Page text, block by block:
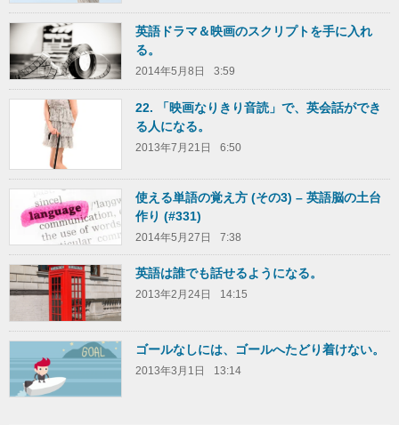
英語ドラマ＆映画のスクリプトを手に入れ
る。
2014年5月8日 3:59
22. 「映画なりきり音読」で、英会話ができ
る人になる。
2013年7月21日 6:50
使える単語の覚え方 (その3) – 英語脳の土台
作り (#331)
2014年5月27日 7:38
英語は誰でも話せるようになる。
2013年2月24日 14:15
ゴールなしには、ゴールへたどり着けない。
2013年3月1日 13:14